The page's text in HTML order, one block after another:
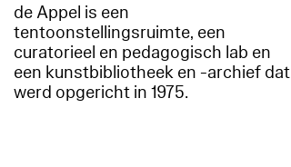
de Appel is een
tentoonstellingsruimte, een
curatorieel en pedagogisch lab en
een kunstbibliotheek en -archief dat
werd opgericht in 1975.